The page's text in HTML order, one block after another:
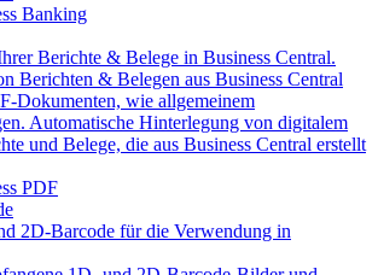
Banking
Berichte & Belege in Business Central.
Berichten & Belegen aus Business Central
Dokumenten, wie allgemeinem
Automatische Hinterlegung von digitalem
und Belege, die aus Business Central erstellt
PDF
2D-Barcode für die Verwendung in